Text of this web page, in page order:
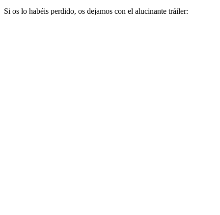
Si os lo habéis perdido, os dejamos con el alucinante tráiler: